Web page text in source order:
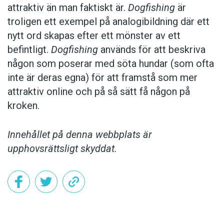
attraktiv än man faktiskt är. Dogfishing är
troligen ett exempel på analogibildning där ett
nytt ord skapas efter ett mönster av ett
befintligt. Dogfishing används för att beskriva
någon som poserar med söta hundar (som ofta
inte är deras egna) för att framstå som mer
attraktiv online och på så sätt få någon på
kroken.
Innehållet på denna webbplats är
upphovsrättsligt skyddat.